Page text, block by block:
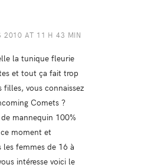
2010 AT 11 H 43 MIN
la tunique fleurie
et tout ça fait trop
vous connaissez
Comets ?
mannequin 100%
moment et
femmes de 16 à
intéresse voici le